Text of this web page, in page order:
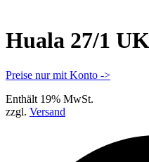
Huala 27/1
Preise nur mit Konto ->
Enthält 19% MwSt.
zzgl. Versand